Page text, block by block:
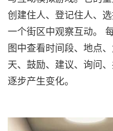
创建住人、登记住人、
一个街区中观察互动。
图中查看时间段、地点
天、鼓励、建议、询问
逐步产生变化。